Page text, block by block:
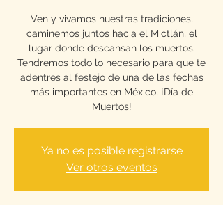
Ven y vivamos nuestras tradiciones,
caminemos juntos hacia el Mictlán, el
lugar donde descansan los muertos.
Tendremos todo lo necesario para que te
adentres al festejo de una de las fechas
más importantes en México, ¡Día de
Muertos!
Ya no es posible registrarse
Ver otros eventos